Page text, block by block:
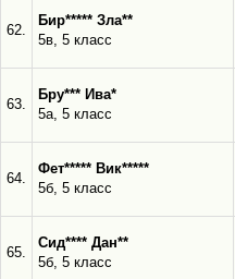
62.
Бир***** Зла**
5в, 5 класс
63.
Бру*** Ива*
5а, 5 класс
64.
Фет***** Вик*****
5б, 5 класс
65.
Сид**** Дан**
5б, 5 класс